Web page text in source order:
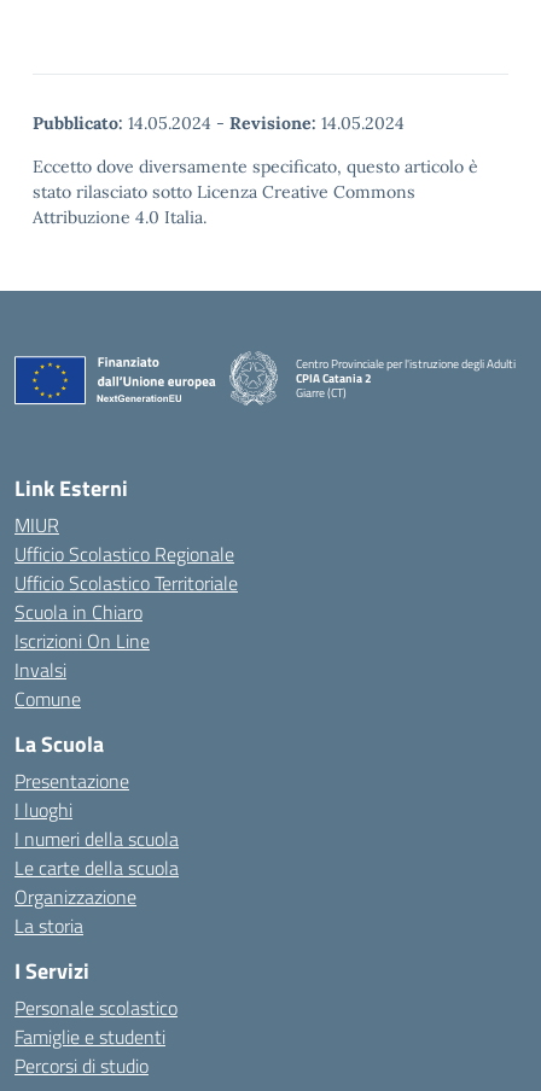
Pubblicato: 14.05.2024 - Revisione: 14.05.2024
Eccetto dove diversamente specificato, questo articolo è
stato rilasciato sotto Licenza Creative Commons
Attribuzione 4.0 Italia.
Centro Provinciale per l'istruzione degli Adulti
CPIA Catania 2
Giarre (CT)
Link Esterni
MIUR
Ufficio Scolastico Regionale
Ufficio Scolastico Territoriale
Scuola in Chiaro
Iscrizioni On Line
Invalsi
Comune
La Scuola
Presentazione
I luoghi
I numeri della scuola
Le carte della scuola
Organizzazione
La storia
I Servizi
Personale scolastico
Famiglie e studenti
Percorsi di studio